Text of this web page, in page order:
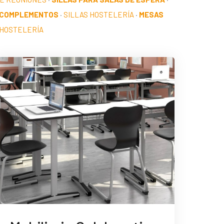
· SILLAS HOSTELERÍA · MESAS